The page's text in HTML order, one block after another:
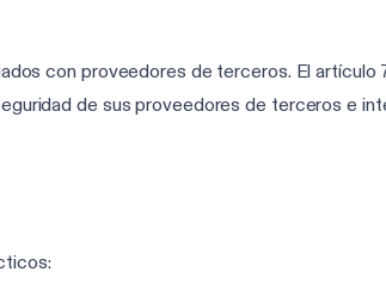
con proveedores de terceros. El
de sus proveedores de terceros e